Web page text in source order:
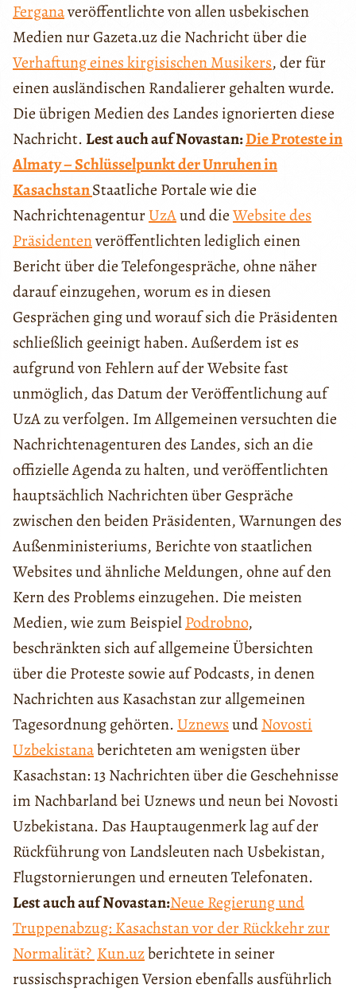
Ferganaveröffentlichte von allen usbekischen
Medien nur Gazeta.uz die Nachricht über die
Verhaftung eines kirgisischen Musikers, der für
einen ausländischen Randalierer gehalten wurde.
Die übrigen Medien des Landes ignorierten diese
Nachricht. Lest auch auf Novastan:Die Proteste in
Almaty – Schlüsselpunkt der Unruhen in
KasachstanStaatliche Portale wie die
NachrichtenagenturUzAund dieWebsite des
Präsidentenveröffentlichten lediglich einen
Bericht über die Telefongespräche, ohne näher
darauf einzugehen, worum es in diesen
Gesprächen ging und worauf sich die Präsidenten
schließlich geeinigt haben. Außerdem ist es
aufgrund von Fehlern auf der Website fast
unmöglich, das Datum der Veröffentlichung auf
UzA zu verfolgen. Im Allgemeinen versuchten die
Nachrichtenagenturen des Landes, sich an die
offizielle Agenda zu halten, und veröffentlichten
hauptsächlich Nachrichten über Gespräche
zwischen den beiden Präsidenten, Warnungen des
Außenministeriums, Berichte von staatlichen
Websites und ähnliche Meldungen, ohne auf den
Kern des Problems einzugehen. Die meisten
Medien, wie zum BeispielPodrobno,
beschränkten sich auf allgemeine Übersichten
über die Proteste sowie auf Podcasts, in denen
Nachrichten aus Kasachstan zur allgemeinen
Tagesordnung gehörten.UznewsundNovosti
Uzbekistanaberichteten am wenigsten über
Kasachstan: 13 Nachrichten über die Geschehnisse
im Nachbarland bei Uznews und neun bei Novosti
Uzbekistana. Das Hauptaugenmerk lag auf der
Rückführung von Landsleuten nach Usbekistan,
Flugstornierungen und erneuten Telefonaten.
Lest auch auf Novastan:Neue Regierung und
Truppenabzug: Kasachstan vor der Rückkehr zur
Normalität? Kun.uzberichtete in seiner
russischsprachigen Version ebenfalls ausführlich